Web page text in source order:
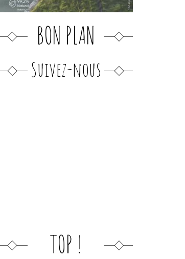
BON PLAN
Suivez-nous
TOP !